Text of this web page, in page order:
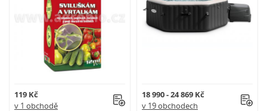
119 Kč
v 1 obchodě
18 990 - 24 869 Kč
v 19 obchodech